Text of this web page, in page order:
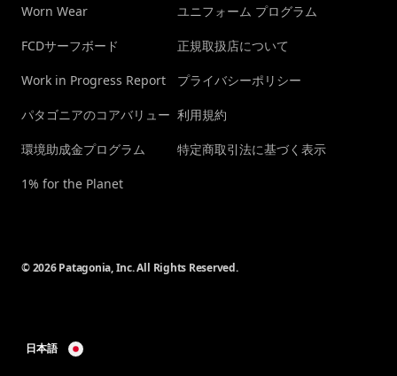
Worn Wear
FCDサーフボード
Work in Progress Report
パタゴニアのコアバリュー
環境助成金プログラム
1% for the Planet
ユニフォーム プログラム
正規取扱店について
プライバシーポリシー
利用規約
特定商取引法に基づく表示
© 2026 Patagonia, Inc. All Rights Reserved.
日本語